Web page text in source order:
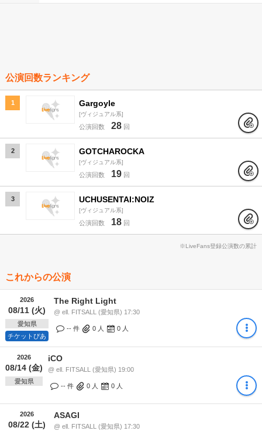
公演回数ランキング
1 Gargoyle
ヴィジュアル系
公演回数 28 回
2 GOTCHAROCKA
ヴィジュアル系
公演回数 19 回
3 UCHUSENTAI:NOIZ
ヴィジュアル系
公演回数 18 回
※LiveFans登録公演数の累計
これからの公演
2026
08/11 (火)
愛知県
チケットぴあ
The Right Light
@ ell. FITSALL (愛知県) 17:30
-- 件 0 人 0 人
2026
08/14 (金)
愛知県
iCO
@ ell. FITSALL (愛知県) 19:00
-- 件 0 人 0 人
2026
08/22 (土)
ASAGI
@ ell. FITSALL (愛知県) 17:30